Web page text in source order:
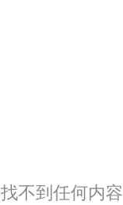
找不到任何内容